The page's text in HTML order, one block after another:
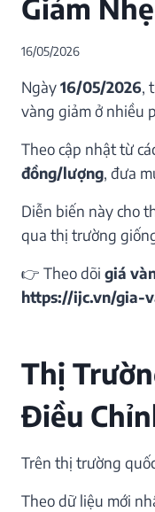
Giảm Nhẹ
16/05/2026
Ngày16/05/2026,
vàng giảm ở nhiều
Theo cập nhật từ
đồng/lượng, đưa
Diễn biến này cho
qua thị trường
👉 Theo dõi giá
https://ijc.vn/gia-
Thị
Điều
Trên thị trường
Theo dữ liệu mới